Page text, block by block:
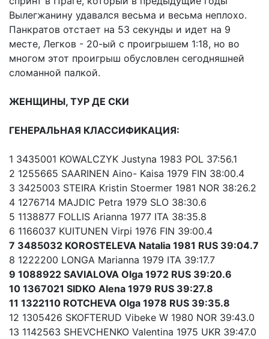
Вылегжанину удавался весьма и весьма неплохо.
Панкратов отстает на 53 секунды и идет на 9
месте, Легков - 20-ый с проигрышем 1:18, но во
многом этот проигрыш обусловлен сегодняшней
сломанной палкой.
ЖЕНЩИНЫ, ТУР ДЕ СКИ
ГЕНЕРАЛЬНАЯ КЛАССИФИКАЦИЯ:
1 3435001 KOWALCZYK Justyna 1983 POL 37:56.1
2 1255665 SAARINEN Aino- Kaisa 1979 FIN 38:00.4
3 3425003 STEIRA Kristin Stoermer 1981 NOR 38:26.2
4 1276714 MAJDIC Petra 1979 SLO 38:30.6
5 1138877 FOLLIS Arianna 1977 ITA 38:35.8
6 1166037 KUITUNEN Virpi 1976 FIN 39:00.4
7 3485032 KOROSTELEVA Natalia 1981 RUS 39:04.7
8 1222200 LONGA Marianna 1979 ITA 39:17.7
9 1088922 SAVIALOVA Olga 1972 RUS 39:20.6
10 1367021 SIDKO Alena 1979 RUS 39:27.8
11 1322110 ROTCHEVA Olga 1978 RUS 39:35.8
12 1305426 SKOFTERUD Vibeke W 1980 NOR 39:43.0
13 1142563 SHEVCHENKO Valentina 1975 UKR 39:47.0